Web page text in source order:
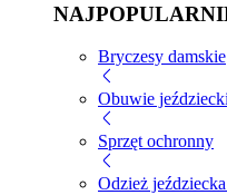
Bryczesy damskie
Obuwie
Sprzęt ochronny
Odzież